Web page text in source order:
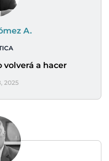
A.
volverá a hacer
2025